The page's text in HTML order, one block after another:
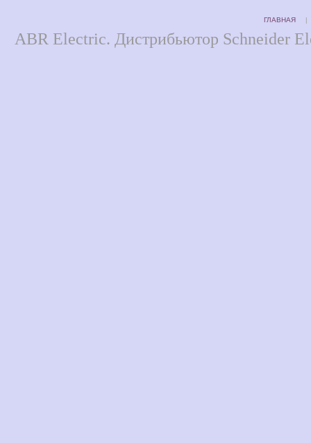
ГЛАВНАЯ |
ABR Electric. Дистрибьютор Schneider